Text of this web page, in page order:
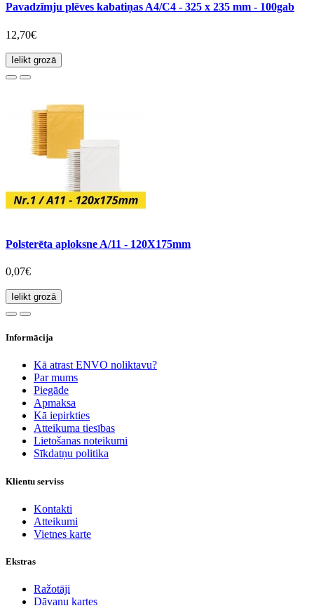
Pavadzīmju plēves kabatiņas A4/C4 - 325 x 235 mm - 100gab
12,70€
Ielikt grozā
Polsterēta aploksne A/11 - 120X175mm
0,07€
Ielikt grozā
Informācija
Kā atrast ENVO noliktavu?
Par mums
Piegāde
Apmaksa
Kā iepirkties
Atteikuma tiesības
Lietošanas noteikumi
Sīkdatņu politika
Klientu serviss
Kontakti
Atteikumi
Vietnes karte
Ekstras
Ražotāji
Dāvanu kartes